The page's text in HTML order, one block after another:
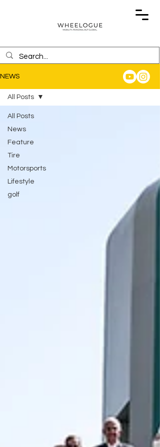
NEWS
All Posts
News
Feature
Tire
Motorsports
Lifestyle
golf
All Posts